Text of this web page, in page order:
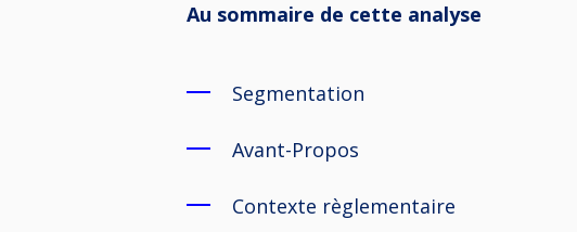
Au sommaire de cette analyse
Segmentation
Avant-Propos
Contexte règlementaire